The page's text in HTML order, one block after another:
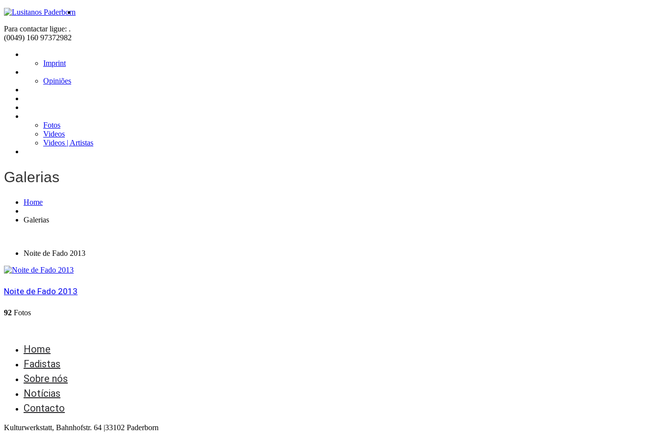
Para contactar ligue: .
(0049) 160 97372982
Imprint
Opiniões
Fotos
Videos
Videos | Artistas
Galerias
Home
Galerias
Noite de Fado 2013
Noite de Fado 2013
92 Fotos
Home
Fadistas
Sobre nós
Notícias
Contacto
Kulturwerkstatt, Bahnhofstr. 64 |33102 Paderborn